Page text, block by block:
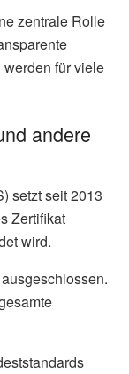
zentrale Rolle
für viele
andere
setzt seit 2013
Zertifikat
wird.